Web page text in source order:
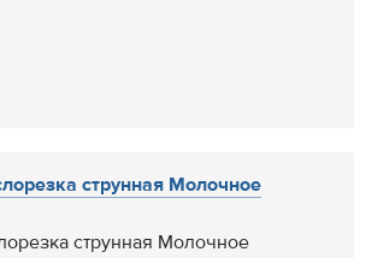
струнная Молочное
струнная Молочное